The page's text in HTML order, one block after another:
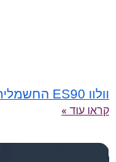
וולוו ES90 החשמלית החדשה מגיעה לישראל
קראו עוד »